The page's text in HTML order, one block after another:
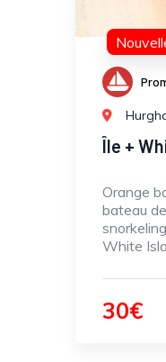
Île +
Orange
bateau
White
30€